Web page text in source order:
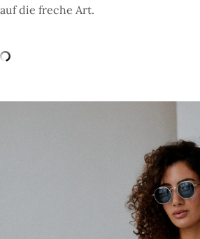
auf die freche Art.